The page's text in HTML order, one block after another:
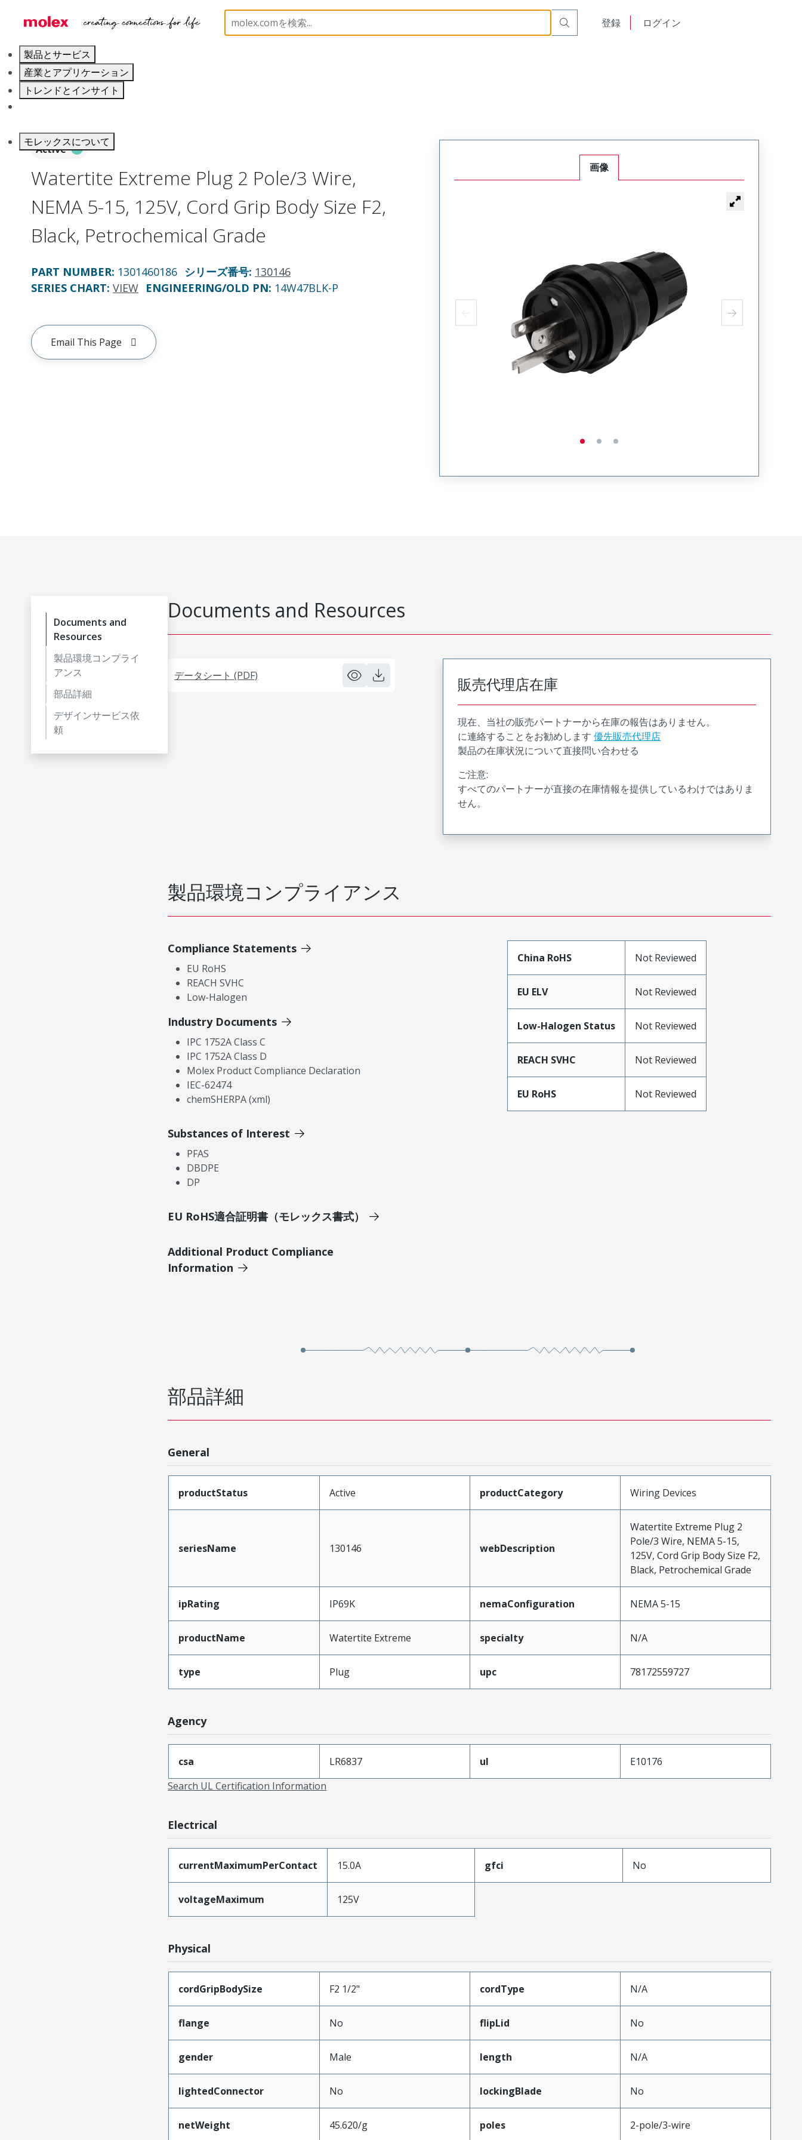
登録 ログイン
製品とサービス
産業とアプリケーション
トレンドとインサイト
モレックスについて
Wiring Devices 130146 1301460186
Active
Watertite Extreme Plug 2 Pole/3 Wire,
NEMA 5-15, 125V, Cord Grip Body Size F2,
Black, Petrochemical Grade
PART NUMBER: 1301460186 シリーズ番号: 130146
SERIES CHART: VIEW ENGINEERING/OLD PN: 14W47BLK-P
Email This Page
画像
Documents and
Resources
製品環境コンプライ
アンス
部品詳細
デザインサービス依
頼
Documents and Resources
データシート (PDF) 販売代理店在庫
現在、当社の販売パートナーから在庫の報告はありません。
に連絡することをお勧めします 優先販売代理店
製品の在庫状況について直接問い合わせる
ご注意:
すべてのパートナーが直接の在庫情報を提供しているわけではありま
せん。
製品環境コンプライアンス
Compliance Statements
EU RoHS
REACH SVHC
Low-Halogen
Industry Documents
IPC 1752A Class C
IPC 1752A Class D
Molex Product Compliance Declaration
IEC-62474
chemSHERPA (xml)
Substances of Interest
PFAS
DBDPE
DP
EU RoHS適合証明書（モレックス書式）
Additional Product Compliance
Information
China RoHS Not Reviewed
EU ELV Not Reviewed
Low-Halogen Status Not Reviewed
REACH SVHC Not Reviewed
EU RoHS Not Reviewed
部品詳細
General
productStatus Active productCategory Wiring Devices
seriesName 130146 webDescription
Watertite Extreme Plug 2
Pole/3 Wire, NEMA 5-15,
125V, Cord Grip Body Size F2,
Black, Petrochemical Grade
ipRating IP69K nemaConfiguration NEMA 5-15
productName Watertite Extreme specialty N/A
type Plug upc 78172559727
Agency
csa LR6837 ul
E10176
Search UL Certification Information
Electrical
currentMaximumPerContact 15.0A gfci No
voltageMaximum 125V
Physical
cordGripBodySize F2 1/2" cordType N/A
flange No flipLid No
gender Male length N/A
lightedConnector No lockingBlade No
netWeight 45.620/g poles 2-pole/3-wire